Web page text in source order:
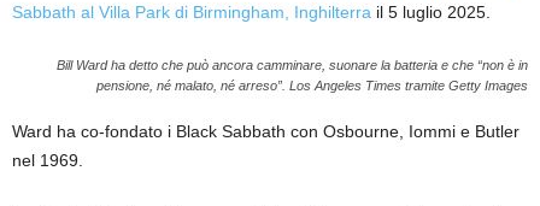
Sabbath al Villa Park di Birmingham, Inghilterra il 5 luglio 2025.
Bill Ward ha detto che può ancora camminare, suonare la batteria e che “non è in
pensione, né malato, né arreso”. Los Angeles Times tramite Getty Images
Ward ha co-fondato i Black Sabbath con Osbourne, Iommi e Butler
nel 1969.